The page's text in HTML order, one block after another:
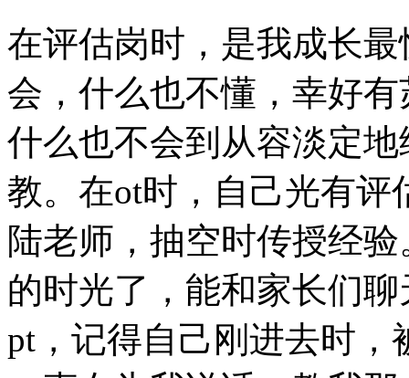
在评估岗时，是我成长
会，什么也不懂，幸好
什么也不会到从容淡定
教。在ot时，自己光有评
陆老师，抽空时传授经
的时光了，能和家长们
pt，记得自己刚进去时，